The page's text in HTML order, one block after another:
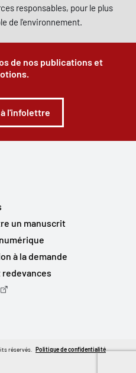
responsables, pour le plus
de l'environnement.
de nos publications et
l'infolettre
un manuscrit
à la demande
réservés. Politique de confidentialité